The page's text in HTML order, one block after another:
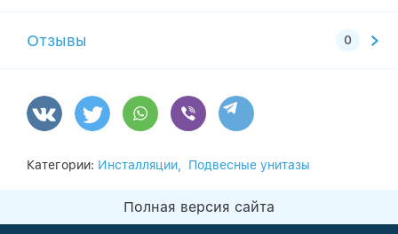
Отзывы
Категории: Инсталляции, Подвесные унитазы
Полная версия сайта